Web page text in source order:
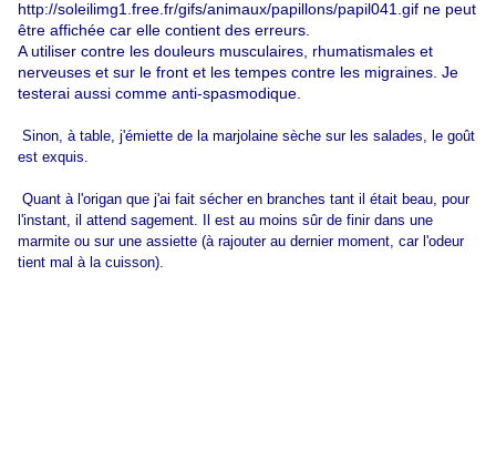
A utiliser contre les douleurs musculaires, rhumatismales et
nerveuses et sur le front et les tempes contre les migraines. Je
testerai aussi comme anti-spasmodique.
Sinon, à table, j'émiette de la marjolaine sèche sur les salades, le goût
est exquis.
Quant à l'origan que j'ai fait sécher en branches tant il était beau, pour
l'instant, il attend sagement. Il est au moins sûr de finir dans une
marmite ou sur une assiette (à rajouter au dernier moment, car l'odeur
tient mal à la cuisson).